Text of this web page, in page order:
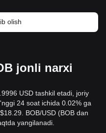
olish
jonli narxi
USD tashkil etadi, joriy
24 soat ichida 0.02% ga
BOB/USD (BOB dan
yangilanadi.